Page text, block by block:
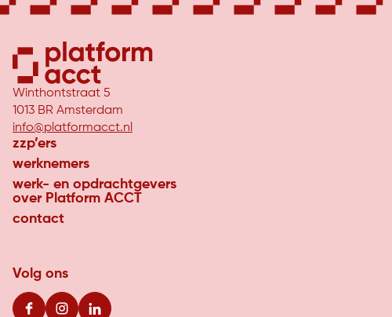
Winthontstraat 5
1013 BR Amsterdam
info@platformacct.nl
zzp’ers
werknemers
werk- en opdrachtgevers
over Platform ACCT
contact
Volg ons